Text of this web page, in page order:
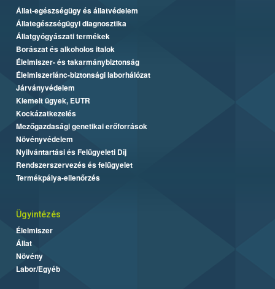
Állat-egészségügy és állatvédelem
Állategészségügyi diagnosztika
Állatgyógyászati termékek
Borászat és alkoholos italok
Élelmiszer- és takarmánybiztonság
Élelmiszerlánc-biztonsági laborhálózat
Járványvédelem
Kiemelt ügyek, EUTR
Kockázatkezelés
Mezőgazdasági genetikai erőforrások
Növényvédelem
Nyilvántartási és Felügyeleti Díj
Rendszerszervezés és felügyelet
Termékpálya-ellenőrzés
Ügyintézés
Élelmiszer
Állat
Növény
Labor/Egyéb